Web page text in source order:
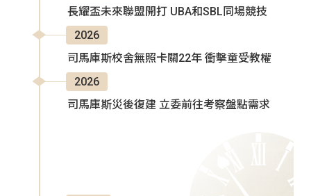
長耀盃未來聯盟開打 UBA和SBL同場競技
2026
司馬庫斯校舍無照卡關22年 衝擊童受教權
2026
司馬庫斯災後復建 立委前往考察盤點需求